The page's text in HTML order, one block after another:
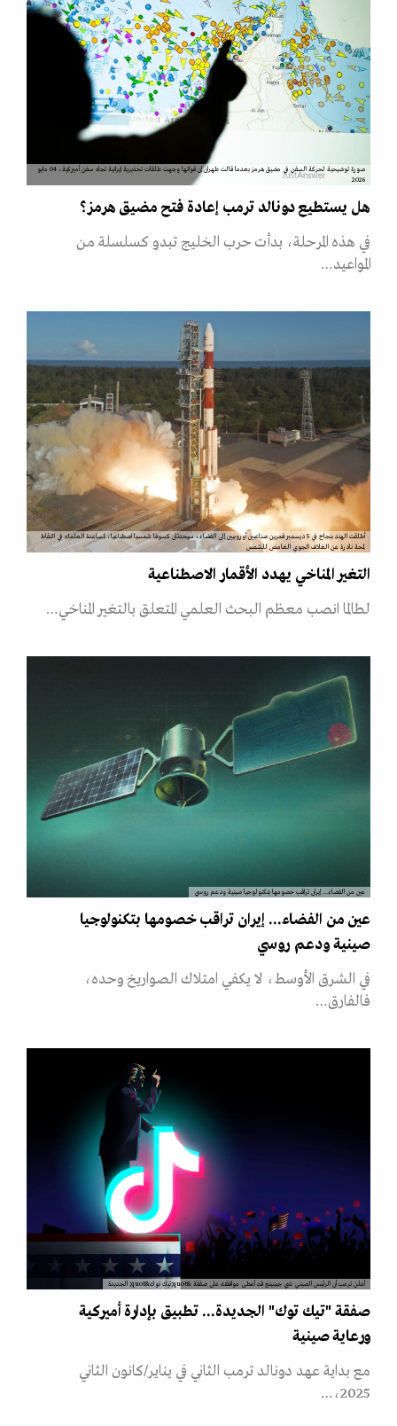
صورة توضيحية لحركة السفن في مضيق هرمز بعدما قالت طهران إن قواتها وجهت طلقات تحذيرية إيرانية تجاه سفن أميركية، 04 مايو
2026
هل يستطيع دونالد ترمب إعادة فتح مضيق هرمز؟
في هذه المرحلة، بدأت حرب الخليج تبدو كسلسلة من
المواعيد…
أطلقت الهند بنجاح في 5 ديسمبر قمرين صناعيين أوروبيين إلى الفضاء، سيحدثان كسوفا شمسيا اصطناعيا، لمساعدة العلماء في التقاط
لمحة نادرة عن الغلاف الجوي الغامض للشمس
التغير المناخي يهدد الأقمار الاصطناعية
لطالما انصب معظم البحث العلمي المتعلق بالتغير المناخي…
عين من الفضاء... إيران تراقب خصومها بتكنولوجيا صينية ودعم روسي
عين من الفضاء... إيران تراقب خصومها بتكنولوجيا
صينية ودعم روسي
في الشرق الأوسط، لا يكفي امتلاك الصواريخ وحده،
فالفارق…
أعلن ترمب أن الرئيس الصيني شي جينبينغ قد أعطى موافقته على صفقة &quot;تيك توك&quot; الجديدة
صفقة "تيك توك" الجديدة... تطبيق بإدارة أميركية
ورعاية صينية
مع بداية عهد دونالد ترمب الثاني في يناير/كانون الثاني
2025،…